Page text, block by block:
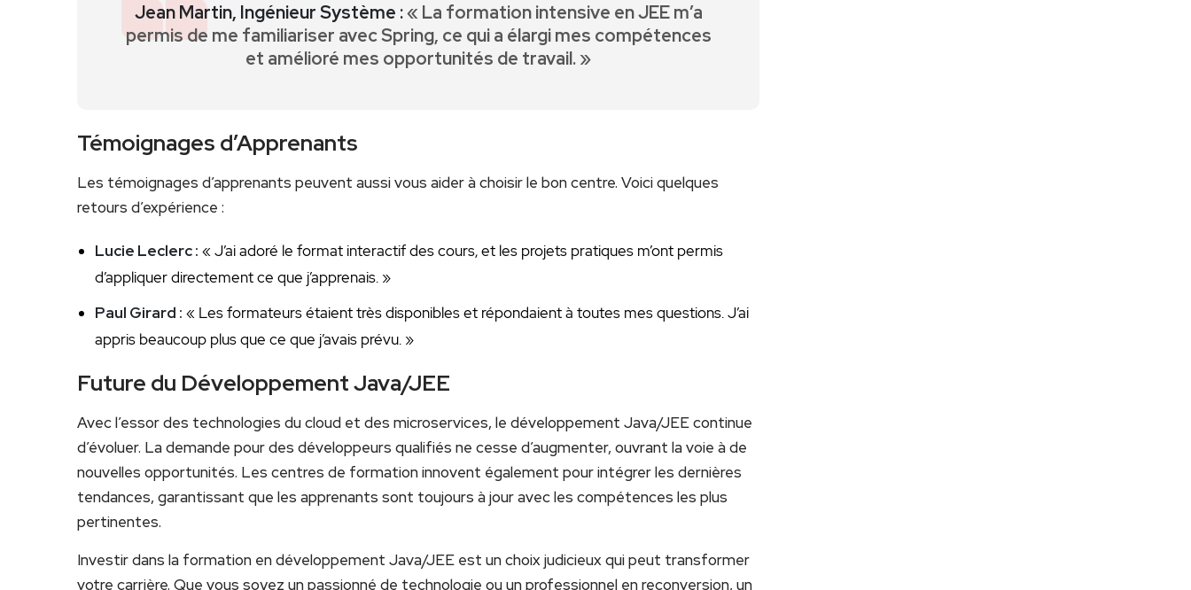
Jean Martin, Ingénieur Système :« La formation intensive en JEE⁤ m’a
permis de me familiariser avec Spring, ce qui a élargi mes compétences
et amélioré mes opportunités de travail. »
Témoignages d’Apprenants
Les ‌témoignages d’apprenants peuvent aussi vous aider à choisir‌ le bon centre. ⁤Voici quelques
retours d’expérience :
Lucie Leclerc : « J’ai adoré le format ⁣interactif des ⁤cours,⁢ et les projets pratiques m’ont permis
d’appliquer directement ce que j’apprenais. »
Paul Girard : « Les formateurs étaient très disponibles et répondaient⁤ à toutes mes questions. J’ai
appris ‌beaucoup plus que ce⁢ que j’avais prévu. »
Future du Développement Java/JEE
Avec l’essor des ⁢technologies du cloud et des microservices, le développement Java/JEE continue
d’évoluer. La demande ‌pour des développeurs qualifiés ‌ne cesse d’augmenter, ouvrant la ‍voie à de
⁤nouvelles opportunités. Les centres de formation innovent également pour intégrer les dernières
tendances, garantissant que les apprenants sont toujours à jour ​avec les compétences les plus
pertinentes.
Investir dans la formation en développement Java/JEE est un choix judicieux qui peut transformer
votre carrière. Que vous soyez un‌ passionné de technologie ou un professionnel en reconversion, un